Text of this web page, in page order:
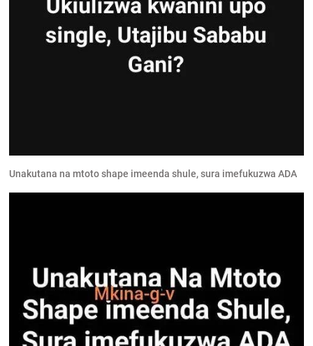
Unakutana na mtoto shape imeenda shule, sura imefukuzwa ADA